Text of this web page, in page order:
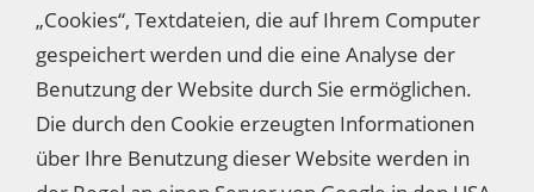
„Cookies“, Textdateien, die auf Ihrem Computer
gespeichert werden und die eine Analyse der
Benutzung der Website durch Sie ermöglichen.
Die durch den Cookie erzeugten Informationen
über Ihre Benutzung dieser Website werden in